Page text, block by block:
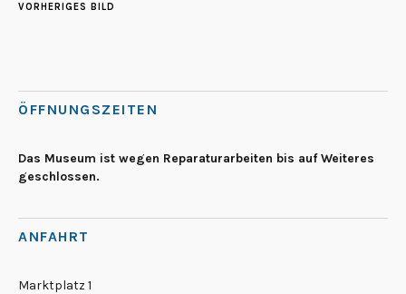
VORHERIGES BILD
ÖFFNUNGSZEITEN
Das Museum ist wegen Reparaturarbeiten bis auf Weiteres
geschlossen.
ANFAHRT
Marktplatz 1